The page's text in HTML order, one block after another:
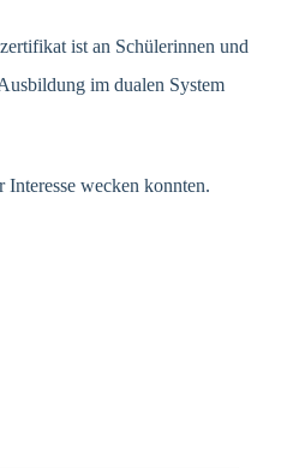
ist an Schülerinnen und
im dualen System
wecken konnten.